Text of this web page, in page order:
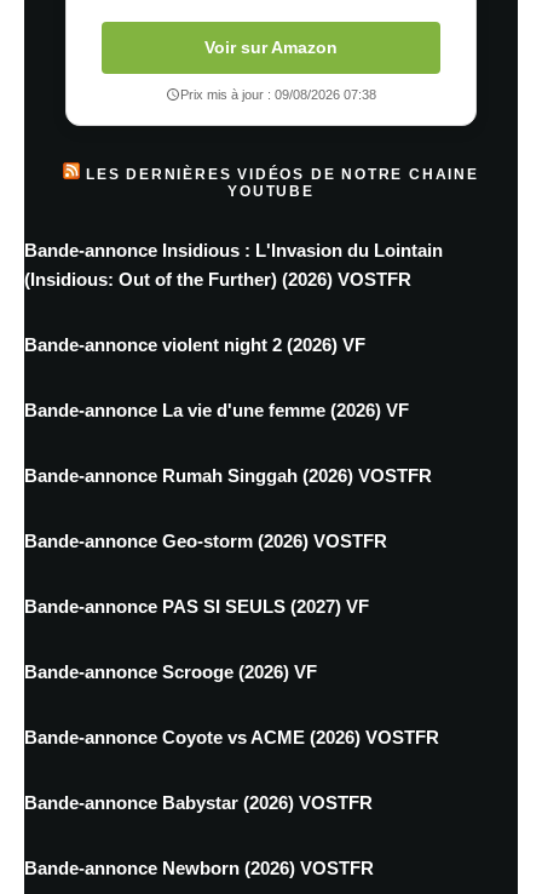
Voir sur Amazon
Prix mis à jour : 09/08/2026 07:38
LES DERNIÈRES VIDÉOS DE NOTRE CHAINE
YOUTUBE
Bande-annonce Insidious : L'Invasion du Lointain
(Insidious: Out of the Further) (2026) VOSTFR
Bande-annonce violent night 2 (2026) VF
Bande-annonce La vie d'une femme (2026) VF
Bande-annonce Rumah Singgah (2026) VOSTFR
Bande-annonce Geo-storm (2026) VOSTFR
Bande-annonce PAS SI SEULS (2027) VF
Bande-annonce Scrooge (2026) VF
Bande-annonce Coyote vs ACME (2026) VOSTFR
Bande-annonce Babystar (2026) VOSTFR
Bande-annonce Newborn (2026) VOSTFR